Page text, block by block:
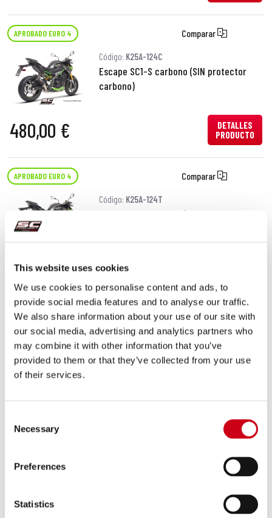
This website uses cookies
We use cookies to personalise content and ads, to
provide social media features and to analyse our traffic.
We also share information about your use of our site with
our social media, advertising and analytics partners who
may combine it with other information that you’ve
provided to them or that they’ve collected from your use
of their services.
Selection
Necessary
Preferences
Statistics
APROBADO EURO 4 Comparar
Código: K25A-124C
Escape SC1-S carbono (SIN protector
carbono)
480,00 €
DETALLES
PRODUCTO
APROBADO EURO 4 Comparar
Código: K25A-124T
Escape SC1-S titanio (SIN protector
480,00 €
APROBADO EURO 4 Comparar
Código: K25A-T90C
Escape SC1-R carbono
PRODUCTO
APROBADO EURO 4